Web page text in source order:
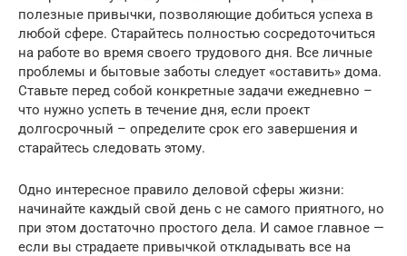
полезные привычки, позволяющие добиться успеха в
любой сфере. Старайтесь полностью сосредоточиться
на работе во время своего трудового дня. Все личные
проблемы и бытовые заботы следует «оставить» дома.
Ставьте перед собой конкретные задачи ежедневно –
что нужно успеть в течение дня, если проект
долгосрочный – определите срок его завершения и
старайтесь следовать этому.
Одно интересное правило деловой сферы жизни:
начинайте каждый свой день с не самого приятного, но
при этом достаточно простого дела. И самое главное —
если вы страдаете привычкой откладывать все на